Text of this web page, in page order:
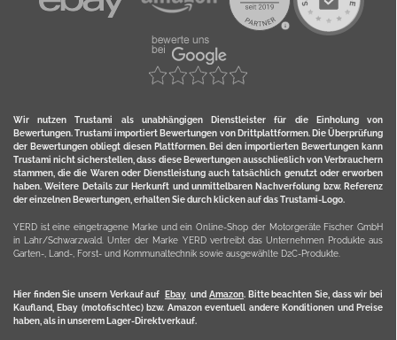
Wir nutzen Trustami als unabhängigen Dienstleister für die Einholung von
Bewertungen. Trustami importiert Bewertungen von Drittplattformen. Die Überprüfung
der Bewertungen obliegt diesen Plattformen. Bei den importierten Bewertungen kann
Trustami nicht sicherstellen, dass diese Bewertungen ausschließlich von Verbrauchern
stammen, die die Waren oder Dienstleistung auch tatsächlich genutzt oder erworben
haben. Weitere Details zur Herkunft und unmittelbaren Nachverfolung bzw. Referenz
der einzelnen Bewertungen, erhalten Sie durch klicken auf das Trustami-Logo.
YERD ist eine eingetragene Marke und ein Online-Shop der Motorgeräte Fischer GmbH
in Lahr/Schwarzwald. Unter der Marke YERD vertreibt das Unternehmen Produkte aus
Garten-, Land-, Forst- und Kommunaltechnik sowie ausgewählte D2C-Produkte.
Hier finden Sie unsern Verkauf auf Ebayund Amazon. Bitte beachten Sie, dass wir bei
Kaufland, Ebay (motofischtec) bzw. Amazon eventuell andere Konditionen und Preise
haben, als in unserem Lager-Direktverkauf.